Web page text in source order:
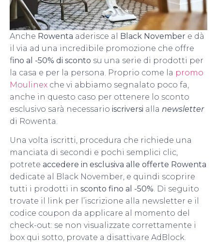
Anche Rowenta aderisce al Black November e dà
il via ad una incredibile promozione che offre
fino al -50% di sconto su una serie di prodotti per
la casa e per la persona. Proprio come la promo
Moulinex che vi abbiamo segnalato poco fa,
anche in questo caso per ottenere lo sconto
esclusivo sarà necessario iscriversi alla newsletter
di Rowenta.
Una volta iscritti, procedura che richiede una
manciata di secondi e pochi semplici clic,
potrete accedere in esclusiva alle offerte Rowenta
dedicate al Black November, e quindi scoprire
tutti i prodotti in sconto fino al -50%. Di seguito
trovate il link per l’iscrizione alla newsletter e il
codice coupon da applicare al momento del
check-out: se non visualizzate correttamente i
box qui sotto, provate a disattivare AdBlock.